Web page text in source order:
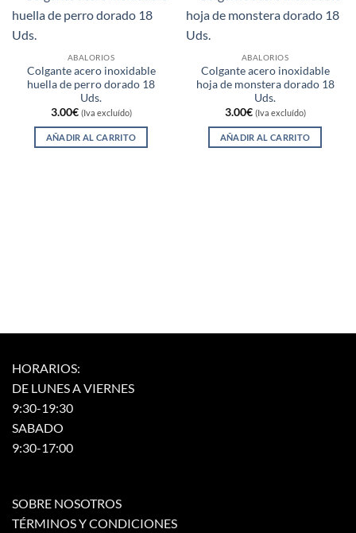
ABALORIOS
Colgante acero inoxidable
huella de perro dorado 18
Uds.
3.00€ (Iva excluído)
AÑADIR AL CARRITO
ABALORIOS
Colgante acero inoxidable
hoja de monstera dorado 18
Uds.
3.00€ (Iva excluído)
AÑADIR AL CARRITO
HORARIOS:
DE LUNES A VIERNES
9:30-19:30
SABADO
9:30-17:00
SOBRE NOSOTROS
TÉRMINOS Y CONDICIONES